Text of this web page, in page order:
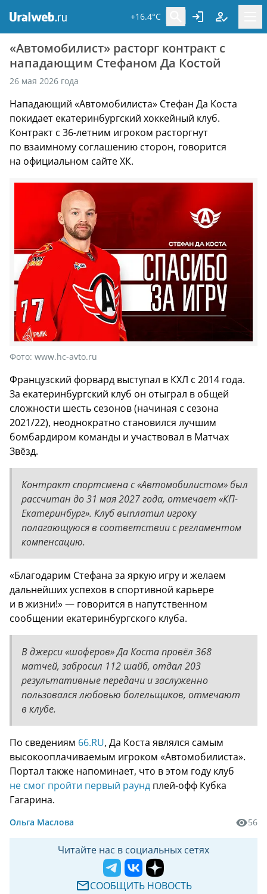
+16.4°C
«Автомобилист» расторг контракт с
нападающим Стефаном Да Костой
26 мая 2026 года
Нападающий «Автомобилиста» Стефан Да Коста
покидает екатеринбургский хоккейный клуб.
Контракт с 36-летним игроком расторгнут
по взаимному соглашению сторон, говорится
на официальном сайте ХК.
Фото: www.hc-avto.ru
Французский форвард выступал в КХЛ с 2014 года.
За екатеринбургский клуб он отыграл в общей
сложности шесть сезонов (начиная с сезона
2021/22), неоднократно становился лучшим
бомбардиром команды и участвовал в Матчах
Звёзд.
Контракт спортсмена с «Автомобилистом» был
рассчитан до 31 мая 2027 года, отмечает «КП-
Екатеринбург». Клуб выплатил игроку
полагающуюся в соответствии с регламентом
компенсацию.
«Благодарим Стефана за яркую игру и желаем
дальнейших успехов в спортивной карьере
и в жизни!» — говорится в напутственном
сообщении екатеринбургского клуба.
В джерси «шоферов» Да Коста провёл 368
матчей, забросил 112 шайб, отдал 203
результативные передачи и заслуженно
пользовался любовью болельщиков, отмечают
в клубе.
По сведениям 66.RU, Да Коста являлся самым
высокооплачиваемым игроком «Автомобилиста».
Портал также напоминает, что в этом году клуб
не смог пройти первый раунд плей-офф Кубка
Гагарина.
Ольга Маслова 56
Читайте нас в социальных сетях
СООБЩИТЬ НОВОСТЬ